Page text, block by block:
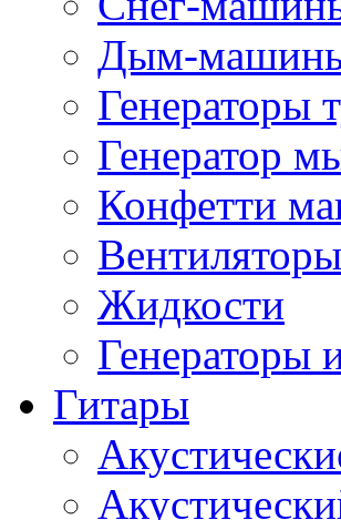
Дым-
Генераторы
Генератор
Конфетти
Вентиляторы
Жидкости
Генераторы
Гитары